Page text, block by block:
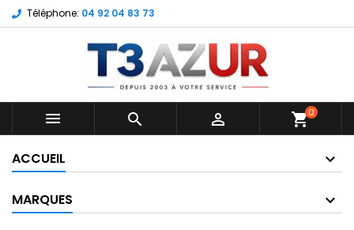
Téléphone: 04 92 04 83 73
   shopping_cart0
ACCUEIL
MARQUES